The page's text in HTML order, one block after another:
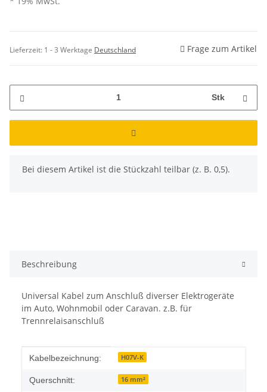
Lieferzeit: 1 - 3 Werktage Deutschland Frage zum Artikel
Stk
x
Bei diesem Artikel ist die Stückzahl teilbar (z. B. 0,5).
Beschreibung
Universal Kabel zum Anschluß diverser Elektrogeräte
im Auto, Wohnmobil oder Caravan. z.B. für
Trennrelaisanschluß
Produkteigenschaft
Wert
Kabelbezeichnung: H07V-K
Querschnitt: 16 mm²